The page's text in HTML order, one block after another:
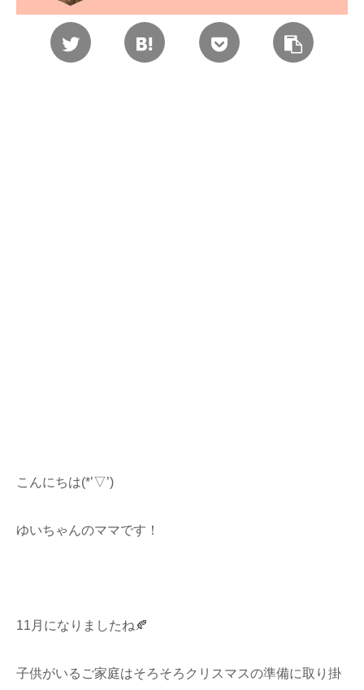
こんにちは(*’▽’)
ゆいちゃんのママです！
11月になりましたね🍂
子供がいるご家庭はそろそろクリスマスの準備に取り掛